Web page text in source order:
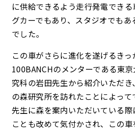
に供給できるよう走行発電でき
グカーでもあり、スタジオでも
でした。
この車がさらに進化を遂げるきっ
100BANCHのメンターである東
究科の岩田先生から紹介いただ
の森研究所を訪れたことによっ
先生に森を案内いただいている
ことも改めて気付かされ、この